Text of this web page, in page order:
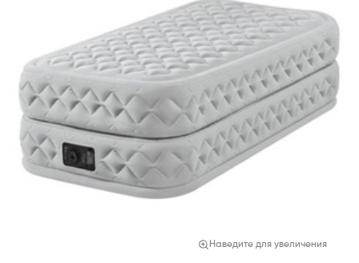
Наведите для увеличения